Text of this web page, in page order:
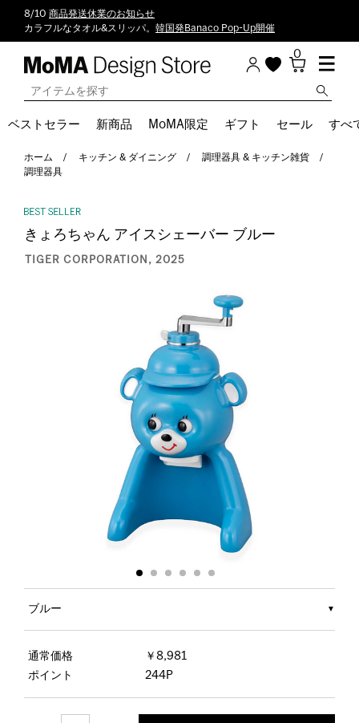
8/10 商品発送休業のお知らせ
カラフルなタオル&スリッパ。 韓国発Banaco Pop-Up開催
0
ベストセラー 新商品 MoMA限定 ギフト セール すべ
ホーム キッチン & ダイニング
調理器具 & キッチン雑貨
調理器具
きょろちゃん アイスシェーバー ブルー
TIGER CORPORATION, 2025
ブルー
通常価格
￥8,981
ポイント
244P